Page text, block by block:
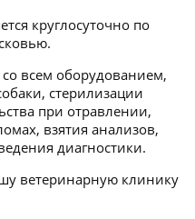
круглосуточно по
всем оборудованием,
стерилизации
при отравлении,
взятия анализов,
диагностики.
ветеринарную клинику